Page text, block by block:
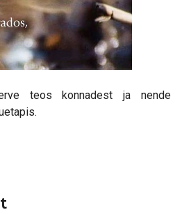
teos konnadest ja nende